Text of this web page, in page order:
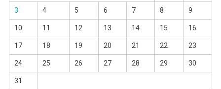
3 4 5 6 7 8 9
10 11 12 13 14 15 16
17 18 19 20 21 22 23
24 25 26 27 28 29 30
31